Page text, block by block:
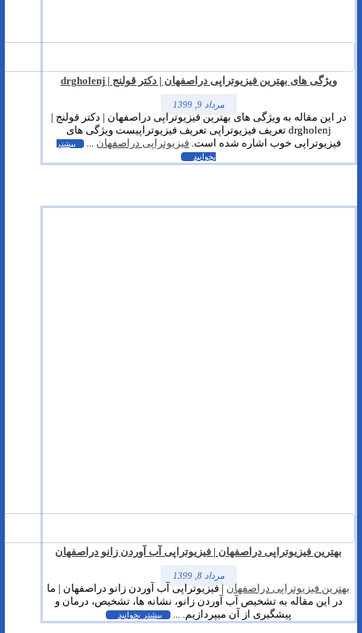
ویژگی های بهترین فیزیوتراپی دراصفهان | دکتر قولنج | drgholenj
مرداد 9, 1399
در این مقاله به ویژگی های بهترین فیزیوتراپی دراصفهان | دکتر قولنج |
drgholenj تعریف فیزیوتراپی تعریف فیزیوتراپیست ویژگی های
فیزیوتراپی خوب اشاره شده است.فیزیوتراپی دراصفهان ...
بیشتر
بخوانید
بهترین فیزیوتراپی دراصفهان | فیزیوتراپی آب آوردن زانو دراصفهان
مرداد 8, 1399
بهترین فیزیوتراپی دراصفهان | فیزیوتراپی آب آوردن زانو دراصفهان | ما
در این مقاله به تشخیص آب آوردن زانو، نشانه ها، تشخیص، درمان و
پیشگیری از آن میپردازیم. ...
بیشتر بخوانید